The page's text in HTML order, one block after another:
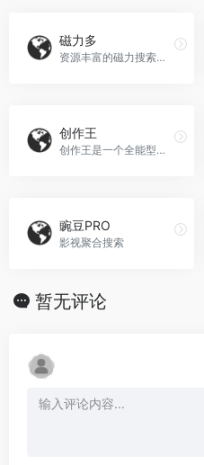
磁力多
资源丰富的磁力搜索引擎网站
创作王
创作王是一个全能型智能创作平台，可以智能回答、智能创作、智能编写、智能翻译、智能写代码等，帮助您解决各种创作难题。我们提供小红书创作、今日头条创作、知乎问答创作
豌豆PRO
影视聚合搜索
暂无评论